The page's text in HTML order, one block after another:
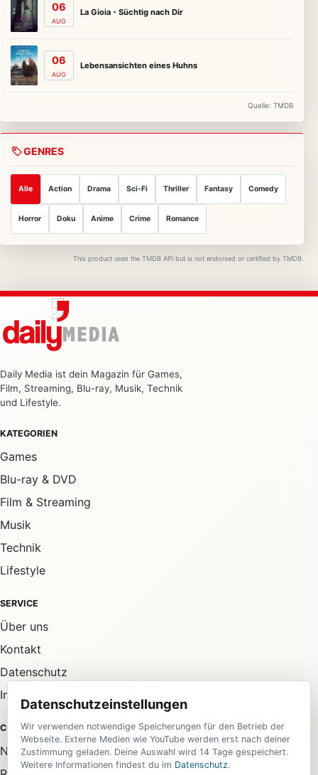
06
AUG
La Gioia - Süchtig nach Dir
06
AUG
Lebensansichten eines Huhns
Quelle: TMDB
GENRES
Alle Action Drama Sci-Fi Thriller Fantasy Comedy
Horror Doku Anime Crime Romance
This product uses the TMDB API but is not endorsed or certified by TMDB.
Daily Media ist dein Magazin für Games,
Film, Streaming, Blu-ray, Musik, Technik
und Lifestyle.
KATEGORIEN
Games
Blu-ray & DVD
Film & Streaming
Musik
Technik
Lifestyle
SERVICE
Über uns
Kontakt
Datenschutz
Impressum
COMMUNITY
Newsletter
Datenschutzeinstellungen
Wir verwenden notwendige Speicherungen für den Betrieb der
Webseite. Externe Medien wie YouTube werden erst nach deiner
Zustimmung geladen. Deine Auswahl wird 14 Tage gespeichert.
Weitere Informationen findest du im Datenschutz.